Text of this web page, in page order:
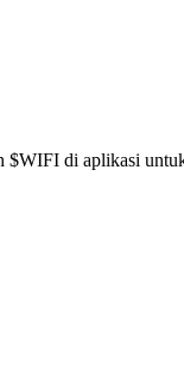
$WIFI di aplikasi